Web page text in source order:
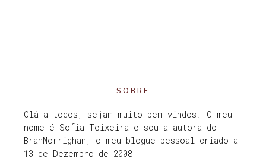
SOBRE
Olá a todos, sejam muito bem-vindos! O meu
nome é Sofia Teixeira e sou a autora do
BranMorrighan, o meu blogue pessoal criado a
13 de Dezembro de 2008.